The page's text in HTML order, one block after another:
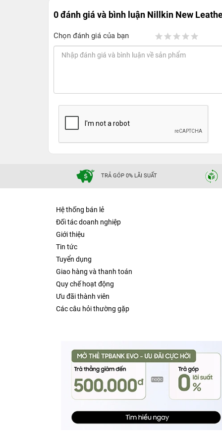
0 đánh giá và bình luận Nillkin New
Chọn đánh giá của bạn
TRẢ GÓP 0% LÃI SUẤT
Hệ thống bán lẻ
Đối tác doanh nghiệp
Giới thiệu
Tin tức
Tuyển dụng
Giao hàng và thanh toán
Quy chế hoạt động
Ưu đãi thành viên
Các câu hỏi thường gặp